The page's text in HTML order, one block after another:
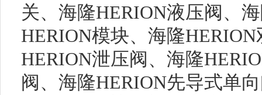
关、海隆HERION液压阀、
HERION模块、海隆
HERION泄压阀、海隆
阀、海隆HERION先导式单